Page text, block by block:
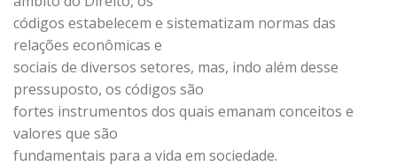
códigos estabelecem e sistematizam normas das
relações econômicas e
sociais de diversos setores, mas, indo além desse
pressuposto, os códigos são
fortes instrumentos dos quais emanam conceitos e
valores que são
fundamentais para a vida em sociedade.